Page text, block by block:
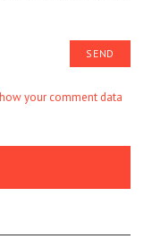
your comment data